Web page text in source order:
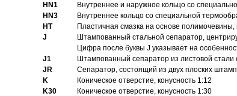
HN1
Bнутреннее и наружное кольцо со
HN3
Внутреннее кольцо со специальной
HT
Пластичная смазка на основе полимочевины,
J
Штампованный стальной сепаратор,
Цифра после буквы J указывает на
J1
Штампованный сепаратор из листовой
JR
Сепаратор, состоящий из двух плоских
K
Коническое отверстие, конусность 1:12
K30
Коническое отверстие, конусность 1:30